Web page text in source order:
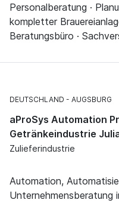
Personalberatung ·
kompletter
Beratungsbüro ·
DEUTSCHLAND AUGSBURG
aProSys Automation
Getränkeindustrie
Zulieferindustrie
Automation,
Unternehmensberatung